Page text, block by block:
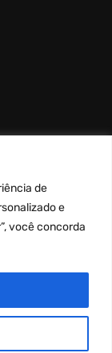
de
e
você concorda
os